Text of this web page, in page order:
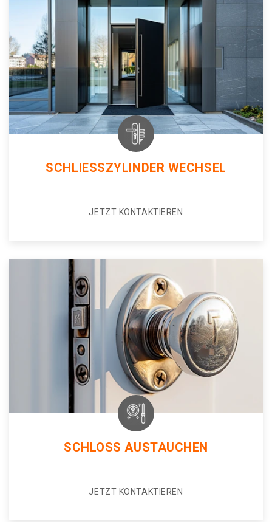
SCHLIESSZYLINDER WECHSEL
JETZT KONTAKTIEREN
SCHLOSS AUSTAUCHEN
JETZT KONTAKTIEREN